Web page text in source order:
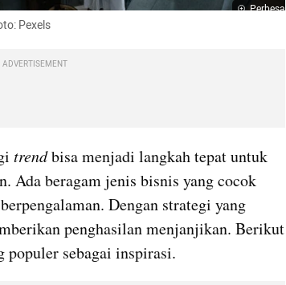
Perbesar
Pexels
ADVERTISEMENT
trend bisa menjadi langkah tepat untuk
Ada beragam jenis bisnis yang cocok
Dengan strategi yang
penghasilan menjanjikan. Berikut
populer sebagai inspirasi.